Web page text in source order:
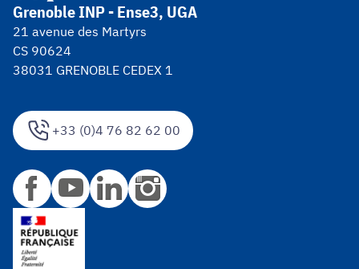
+33 (0)4 76 82 62 00
Grenoble INP - Ense3, UGA
21 avenue des Martyrs
CS 90624
38031 GRENOBLE CEDEX 1